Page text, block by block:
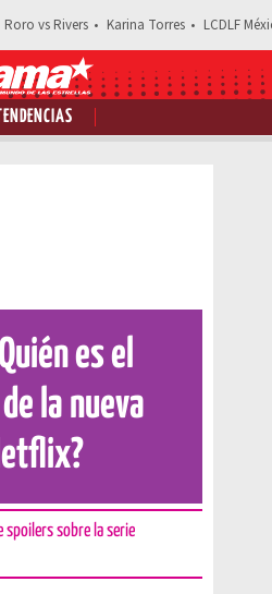
Roro vs Rivers Karina Torres LCDLF
Comparte esta noticia
es el
la nueva
spoilers sobre la serie